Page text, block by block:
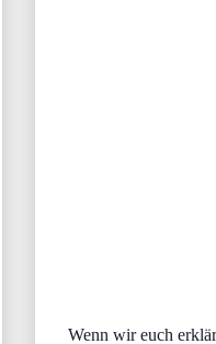
Wenn wir euch